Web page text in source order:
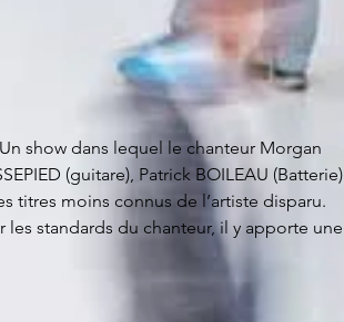
show dans lequel le chanteur Morgan
(guitare), Patrick BOILEAU (Batterie)
titres moins connus de l’artiste disparu.
standards du chanteur, il y apporte une